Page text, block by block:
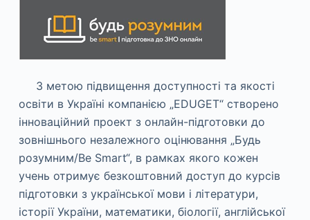
З метою підвищення доступності та якості
освіти в Україні компанією „EDUGET“ створено
інноваційний проект з онлайн-підготовки до
зовнішнього незалежного оцінювання „Будь
розумним/Be Smart“, в рамках якого кожен
учень отримує безкоштовний доступ до курсів
підготовки з української мови і літератури,
історії України, математики, біології, англійської